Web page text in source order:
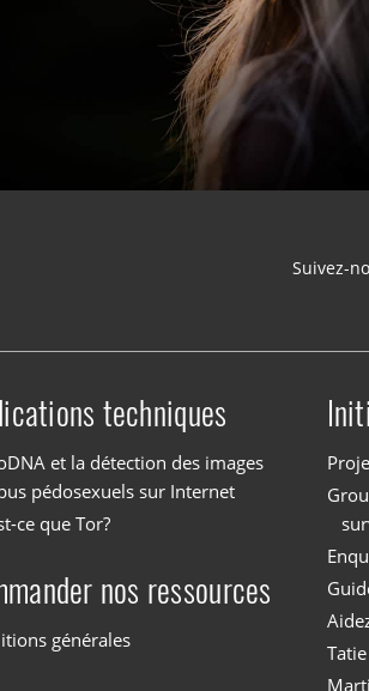
Suivez-
techniques
et la détection des images
pédosexuels sur Internet
ce que Tor?
nos ressources
générales